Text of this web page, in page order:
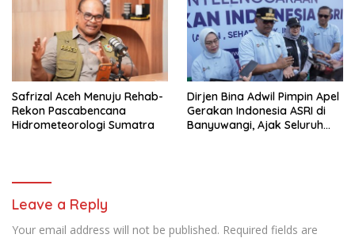
Safrizal Aceh Menuju Rehab-
Rekon Pascabencana
Hidrometeorologi Sumatra
Dirjen Bina Adwil Pimpin Apel
Gerakan Indonesia ASRI di
Banyuwangi, Ajak Seluruh
Leave a Reply
Your email address will not be published. Required fields are